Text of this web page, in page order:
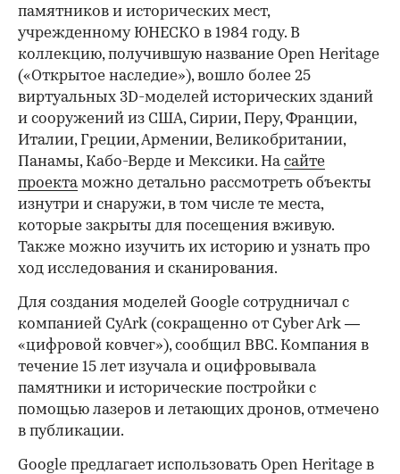
памятников и исторических мест,
учрежденному ЮНЕСКО в 1984 году. В
коллекцию, получившую название Open Heritage
(«Открытое наследие»), вошло более 25
виртуальных 3D-моделей исторических зданий
и сооружений из США, Сирии, Перу, Франции,
Италии, Греции, Армении, Великобритании,
Панамы, Кабо-Верде и Мексики. Насайте
проектаможно детально рассмотреть объекты
изнутри и снаружи, в том числе те места,
которые закрыты для посещения вживую.
Также можно изучить их историю и узнать про
ход исследования и сканирования.
Для создания моделей Google сотрудничал с
компанией CyArk (сокращенно от Cyber Ark —
«цифровой ковчег»), сообщил ВВС. Компания в
течение 15 лет изучала и оцифровывала
памятники и исторические постройки с
помощью лазеров и летающих дронов, отмечено
в публикации.
Google предлагает использовать Open Heritage в